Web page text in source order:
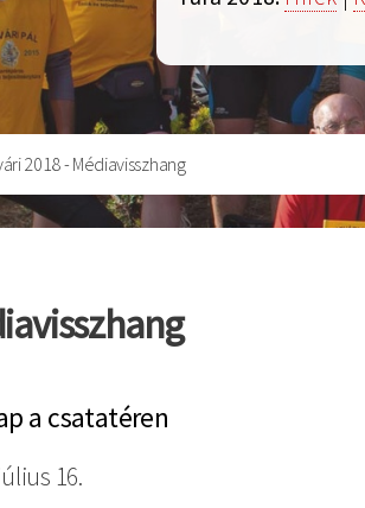
2018 - Médiavisszhang
a csatatéren
16.